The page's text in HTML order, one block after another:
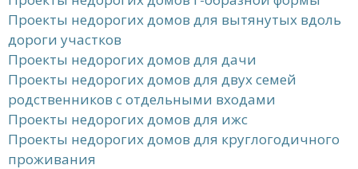
Проекты недорогих домов для вытянутых вдоль
дороги участков
Проекты недорогих домов для дачи
Проекты недорогих домов для двух семей
родственников с отдельными входами
Проекты недорогих домов для ижс
Проекты недорогих домов для круглогодичного
проживания